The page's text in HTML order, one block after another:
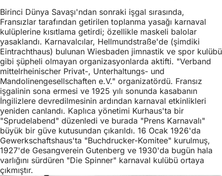
Birinci Dünya Savaşı'ndan sonraki işgal sırasında,
Fransızlar tarafından getirilen toplanma yasağı karnaval
kulüplerine kısıtlama getirdi; özellikle maskeli balolar
yasaklandı. Karnavalcılar, Hellmundstraße'de (şimdiki
Eintrachthaus) bulunan Wiesbaden jimnastik ve spor kulübü
gibi şüpheli olmayan organizasyonlarda aktifti. "Verband
mittelrheinischer Privat-, Unterhaltungs- und
Mandolinengesellschaften e.V." organizatördü. Fransız
işgalinin sona ermesi ve 1925 yılı sonunda kasabanın
İngilizlere devredilmesinin ardından karnaval etkinlikleri
yeniden canlandı. Kaplıca yönetimi Kurhaus'ta bir
"Sprudelabend" düzenledi ve burada "Prens Karnavalı"
büyük bir güve kutusundan çıkarıldı. 16 Ocak 1926'da
Gewerkschaftshaus'ta "Buchdrucker-Komitee" kurulmuş,
1927'de Gesangverein Gutenberg ve 1930'da bugün hala
varlığını sürdüren "Die Spinner" karnaval kulübü ortaya
çıkmıştır.